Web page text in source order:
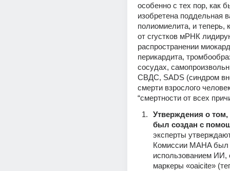
особенно с тех пор, как
изобретена поддельная
полиомиелита, и теперь,
от сгустков мРНК
распространении
перикардита,
сосудах,
СВДС, SADS (синдром
смерти взрослого
“смертности от всех
Утверждения о том,
был создан с
эксперты
Комиссии MAHA был
использованием ИИ,
маркеры «oaicite»